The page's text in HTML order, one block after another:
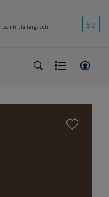
och hitta färg- och
Se